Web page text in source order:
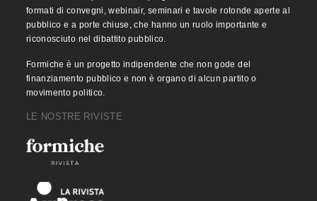
formati di convegni, webinair, seminari e tavole rotonde aperte al
pubblico e a porte chiuse, che hanno un ruolo importante e
riconosciuto nel dibattito pubblico.
Formiche è un progetto indipendente che non gode del
finanziamento pubblico e non è organo di alcun partito o
movimento politico.
LE NOSTRE RIVISTE